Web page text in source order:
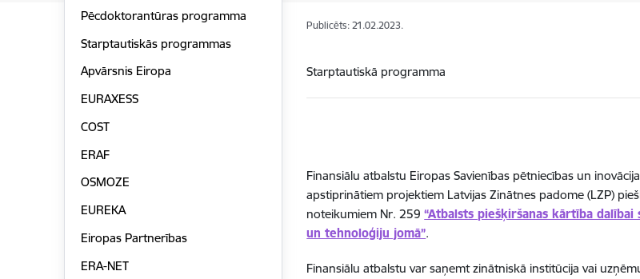
Pēcdoktorantūras programma
Starptautiskās programmas
Apvārsnis Eiropa
EURAXESS
COST
ERAF
OSMOZE
EUREKA
Eiropas Partnerības
ERA-NET
Publicēts: 21.02.2023.
Starptautiskā programma
Finansiālu atbalstu Eiropas Savienības pētniecības un
apstiprinātiem projektiem Latvijas Zinātnes padome (LZP)
noteikumiem Nr. 259“Atbalsts piešķiršanas kārtība
un tehnoloģiju jomā”.
Finansiālu atbalstu var saņemt zinātniskā institūcija vai